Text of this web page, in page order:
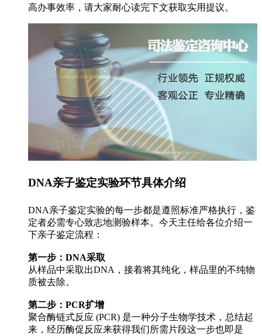
高办事效率，请大家耐心读完下文获取实用提议。
DNA亲子鉴定实验环节具体介绍
DNA亲子鉴定实验的每一步都是遵照标准严格执行，鉴
定者必需专心致志地测验样本。今天主任给各位介绍一
下亲子鉴定流程：
第一步：DNA采取
从样品中采取出DNA，接着将其纯化，样品里的不纯物
质被去除。
第二步：PCR扩增
聚合酶链式反应 (PCR) 是一种分子生物学技术，总结起
来，经历酶促反应来获得我们所需片段这一步也即是